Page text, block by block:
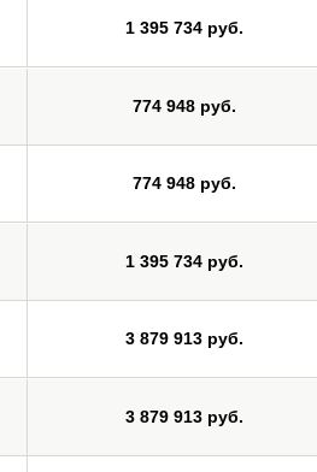
1 395 734 руб.
774 948 руб.
774 948 руб.
1 395 734 руб.
3 879 913 руб.
3 879 913 руб.